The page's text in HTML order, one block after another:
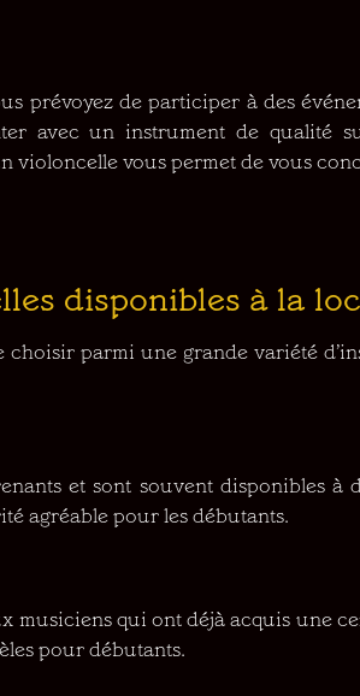
prévoyez de participer à des
avec un instrument de qualité
vous permet de vous
disponibles à la
parmi une grande variété
et sont souvent disponibles à
agréable pour les débutants.
musiciens qui ont déjà acquis une
pour débutants.